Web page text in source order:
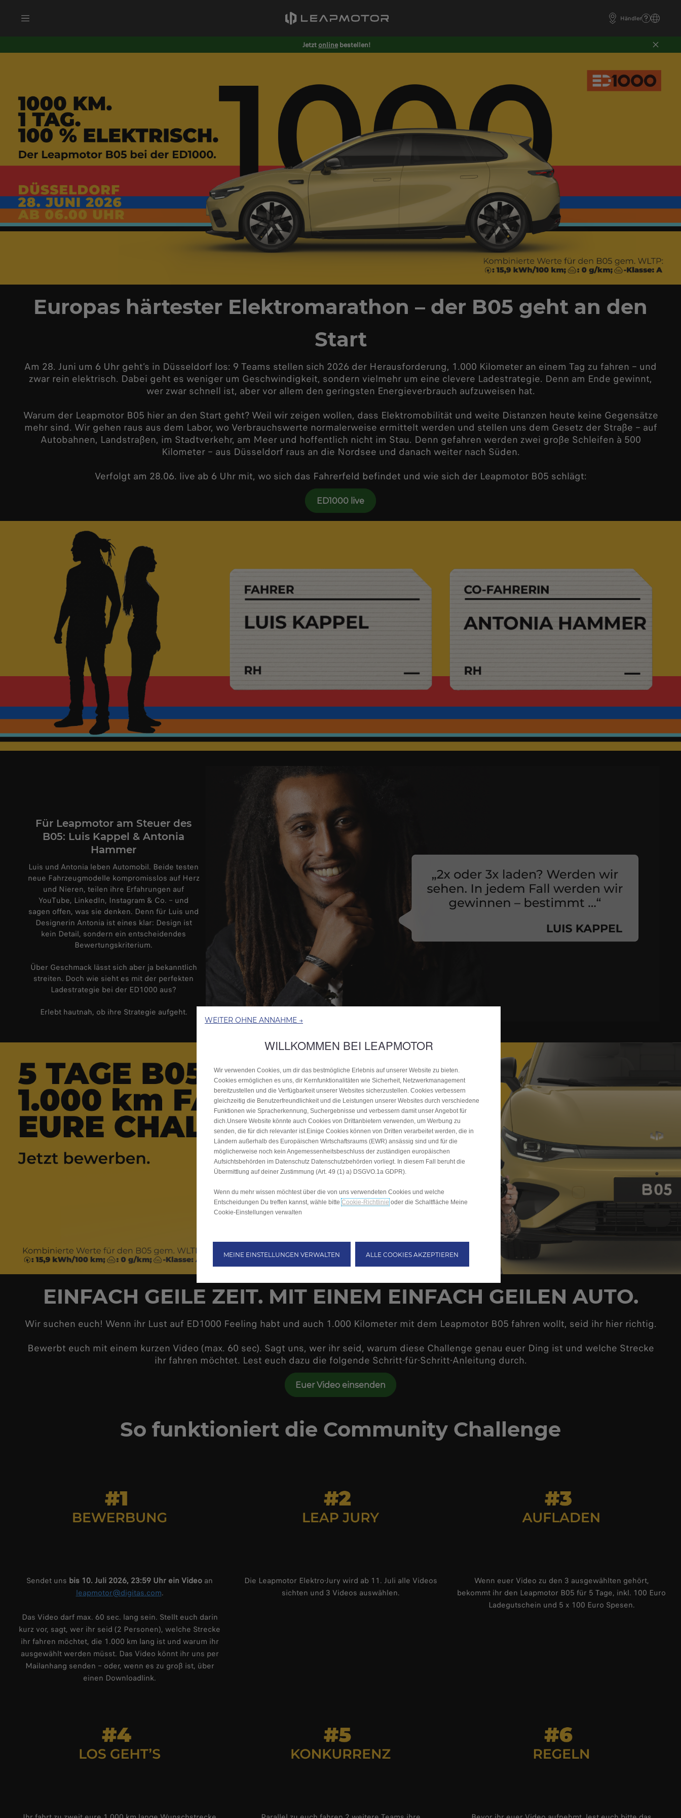
Händler
Jetzt online bestellen!
Europas härtester Elektromarathon – der B05 geht an den
Start
Am 28. Juni um 6 Uhr geht’s in Düsseldorf los: 9 Teams stellen sich 2026 der Herausforderung, 1.000 Kilometer an einem Tag zu fahren – und
zwar rein elektrisch. Dabei geht es weniger um Geschwindigkeit, sondern vielmehr um eine clevere Ladestrategie. Denn am Ende gewinnt,
wer zwar schnell ist, aber vor allem den geringsten Energieverbrauch aufzuweisen hat.
Warum der Leapmotor B05 hier an den Start geht? Weil wir zeigen wollen, dass Elektromobilität und weite Distanzen heute keine Gegensätze
mehr sind. Wir gehen raus aus dem Labor, wo Verbrauchswerte normalerweise ermittelt werden und stellen uns dem Gesetz der Straße – auf
Autobahnen, Landstraßen, im Stadtverkehr, am Meer und hoffentlich nicht im Stau. Denn gefahren werden zwei große Schleifen à 500
Kilometer – aus Düsseldorf raus an die Nordsee und danach weiter nach Süden.
Verfolgt am 28.06. live ab 6 Uhr mit, wo sich das Fahrerfeld befindet und wie sich der Leapmotor B05 schlägt:
ED1000 live
Für Leapmotor am Steuer des
B05: Luis Kappel & Antonia
Hammer
Luis und Antonia leben Automobil. Beide testen
neue Fahrzeugmodelle kompromisslos auf Herz
und Nieren, teilen ihre Erfahrungen auf
YouTube, LinkedIn, Instagram & Co. – und
sagen offen, was sie denken. Denn für Luis und
Designerin Antonia ist eines klar: Design ist
kein Detail, sondern ein entscheidendes
Bewertungskriterium.
Über Geschmack lässt sich aber ja bekanntlich
streiten. Doch wie sieht es mit der perfekten
Ladestrategie bei der ED1000 aus?
Erlebt hautnah, ob ihre Strategie aufgeht.
EINFACH GEILE ZEIT. MIT EINEM EINFACH GEILEN AUTO.
Wir suchen euch! Wenn ihr Lust auf ED1000 Feeling habt und auch 1.000 Kilometer mit dem Leapmotor B05 fahren wollt, seid ihr hier richtig.
Bewerbt euch mit einem kurzen Video (max. 60 sec). Sagt uns, wer ihr seid, warum diese Challenge genau euer Ding ist und welche Strecke
ihr fahren möchtet. Lest euch dazu die folgende Schritt-für-Schritt-Anleitung durch.
Euer Video einsenden
So funktioniert die Community Challenge
Sendet uns bis 10. Juli 2026, 23:59 Uhr ein Video an
leapmotor@digitas.com.
Das Video darf max. 60 sec. lang sein. Stellt euch darin
kurz vor, sagt, wer ihr seid (2 Personen), welche Strecke
ihr fahren möchtet, die 1.000 km lang ist und warum ihr
ausgewählt werden müsst. Das Video könnt ihr uns per
Mailanhang senden – oder, wenn es zu groß ist, über
einen Downloadlink.
Die Leapmotor Elektro-Jury wird ab 11. Juli alle Videos
sichten und 3 Videos auswählen.
Wenn euer Video zu den 3 ausgewählten gehört,
bekommt ihr den Leapmotor B05 für 5 Tage, inkl. 100 Euro
Ladegutschein und 5 x 100 Euro Spesen.
WEITER OHNE ANNAHME →
WILLKOMMEN BEI LEAPMOTOR
Wir verwenden Cookies, um dir das bestmögliche Erlebnis auf unserer Website zu bieten.
Cookies ermöglichen es uns, dir Kernfunktionalitäten wie Sicherheit, Netzwerkmanagement
bereitzustellen und die Verfügbarkeit unserer Websites sicherzustellen. Cookies verbessern
gleichzeitig die Benutzerfreundlichkeit und die Leistungen unserer Websites durch verschiedene
Funktionen wie Spracherkennung, Suchergebnisse und verbessern damit unser Angebot für
dich.Unsere Website könnte auch Cookies von Drittanbietern verwenden, um Werbung zu
senden, die für dich relevanter ist.Einige Cookies können von Dritten verarbeitet werden, die in
Ländern außerhalb des Europäischen Wirtschaftsraums (EWR) ansässig sind und für die
möglicherweise noch kein Angemessenheitsbeschluss der zuständigen europäischen
Aufsichtsbehörden im Datenschutz Datenschutzbehörden vorliegt. In diesem Fall beruht die
Übermittlung auf deiner Zustimmung (Art. 49 (1) a) DSGVO.1a GDPR).
Wenn du mehr wissen möchtest über die von uns verwendeten Cookies und welche
Entscheidungen Du treffen kannst, wähle bitteCookie-Richtlinieoder die Schaltfläche Meine
Cookie-Einstellungen verwalten
MEINE EINSTELLUNGEN VERWALTEN ALLE COOKIES AKZEPTIEREN